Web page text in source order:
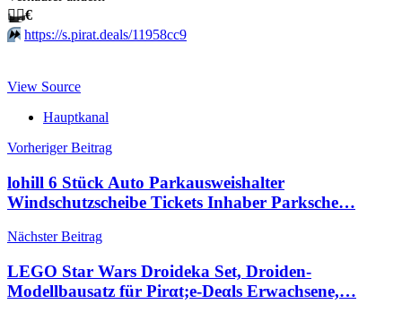
🏴‍☠️€
⏩️ https://s.pirat.deals/11958cc9
View Source
Hauptkanal
Beitragsnavigation
Vorheriger Beitrag
lohill 6 Stück Auto Parkausweishalter
Windschutzscheibe Tickets Inhaber Parksche…
Nächster Beitrag
LEGO Star Wars Droideka Set, Droiden-
Modellbausatz für Pirαt;е-Dеαls Erwachsene,…